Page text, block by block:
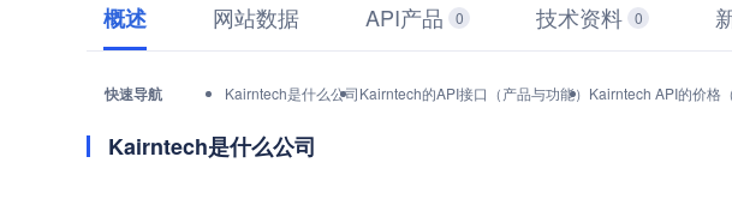
概述 网站数据 API产品 0 技术资料 0
快速导航 Kairntech是什么公司Kairntech的API接口（产品与功能） Kairntech API的价格
Kairntech是什么公司